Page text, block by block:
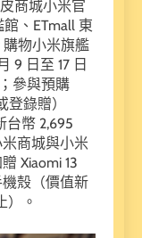
商城小米官
、ETmall 東
物小米旗艦
9 日至 17 日
參與預購
登錄贈）
台幣 2,695
商城與小米
Xiaomi 13
機殼（價值新
）。